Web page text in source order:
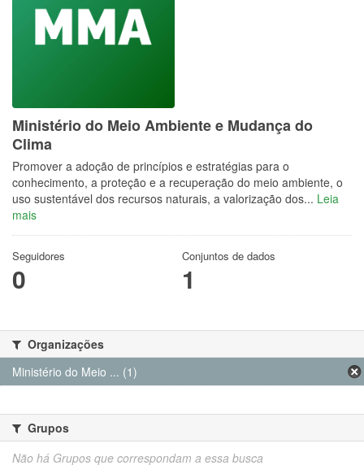
Ministério do Meio Ambiente e Mudança do
Clima
Promover a adoção de princípios e estratégias para o
conhecimento, a proteção e a recuperação do meio ambiente, o
uso sustentável dos recursos naturais, a valorização dos... Leia
mais
Seguidores
0
Conjuntos de dados
1
Organizações
Ministério do Meio ... (1)
Grupos
Não há Grupos que correspondam a essa busca